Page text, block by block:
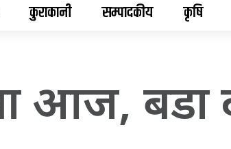
कुराकानी सम्पादकीय कृषि
आज,